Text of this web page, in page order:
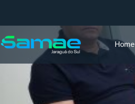
Home